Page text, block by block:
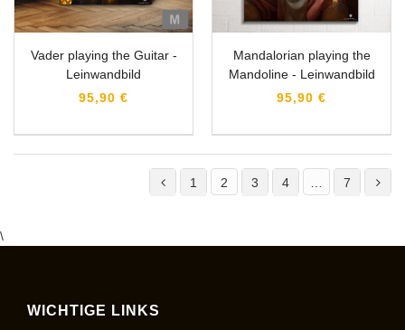
Vader playing the Guitar -
Leinwandbild
95,90 €
Mandalorian playing the
Mandoline - Leinwandbild
95,90 €
1 2 3 4 7
\
WICHTIGE LINKS